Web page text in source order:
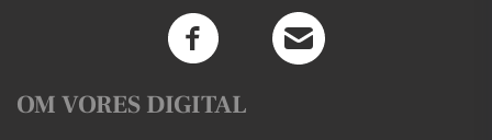
OM VORES DIGITAL